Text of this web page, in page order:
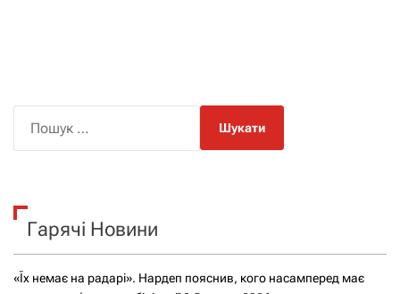
к
Гарячі Новини
«Їх немає на радарі». Нардеп пояснив, кого насамперед має